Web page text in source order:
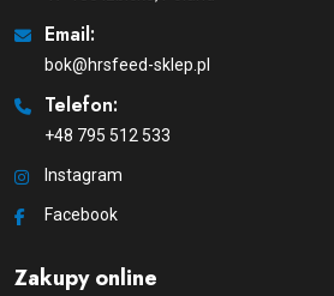
Email:
bok@hrsfeed-sklep.pl
Telefon:
+48 795 512 533
Instagram
Facebook
Zakupy online